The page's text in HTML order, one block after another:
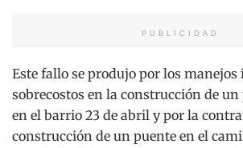
PUBLICIDAD
Este fallo se produjo por los
sobrecostos en la construcción de
en el barrio 23 de abril y por la
construcción de un puente en el